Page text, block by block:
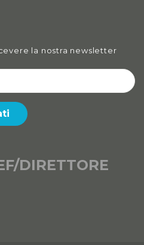
la nostra newsletter
DIRETTORE